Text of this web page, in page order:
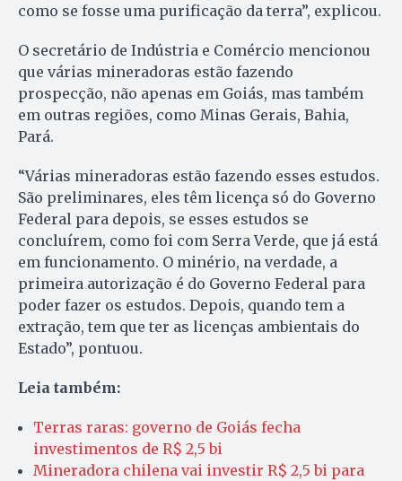
como se fosse uma purificação da terra”, explicou.
O secretário de Indústria e Comércio mencionou
que várias mineradoras estão fazendo
prospecção, não apenas em Goiás, mas também
em outras regiões, como Minas Gerais, Bahia,
Pará.
“Várias mineradoras estão fazendo esses estudos.
São preliminares, eles têm licença só do Governo
Federal para depois, se esses estudos se
concluírem, como foi com Serra Verde, que já está
em funcionamento. O minério, na verdade, a
primeira autorização é do Governo Federal para
poder fazer os estudos. Depois, quando tem a
extração, tem que ter as licenças ambientais do
Estado”, pontuou.
Leia também:
Terras raras: governo de Goiás fecha
investimentos de R$ 2,5 bi
Mineradora chilena vai investir R$ 2,5 bi para